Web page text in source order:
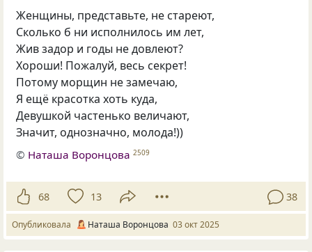
Женщины, представьте, не стареют,
Сколько б ни исполнилось им лет,
Жив задор и годы не довлеют?
Хороши! Пожалуй, весь секрет!
Потому морщин не замечаю,
Я ещё красотка хоть куда,
Девушкой частенько величают,
Значит, однозначно, молода!))
© Наташа Воронцова 2509
68 13 38
Опубликовала Наташа Воронцова 03 окт 2025